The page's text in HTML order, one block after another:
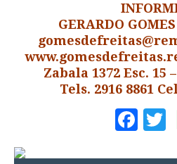
GERARDO
Zabala 1372 Esc. 15
Tels. 2916 8861